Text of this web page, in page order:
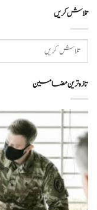
تلاش کریں
تازہ ترین مضامین